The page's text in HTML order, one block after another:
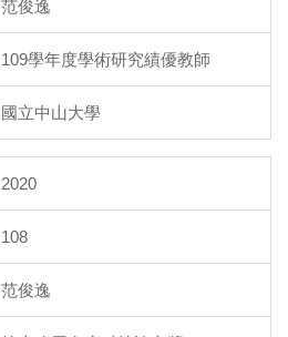
范俊逸
109學年度學術研究績優教師
國立中山大學
2020
108
范俊逸